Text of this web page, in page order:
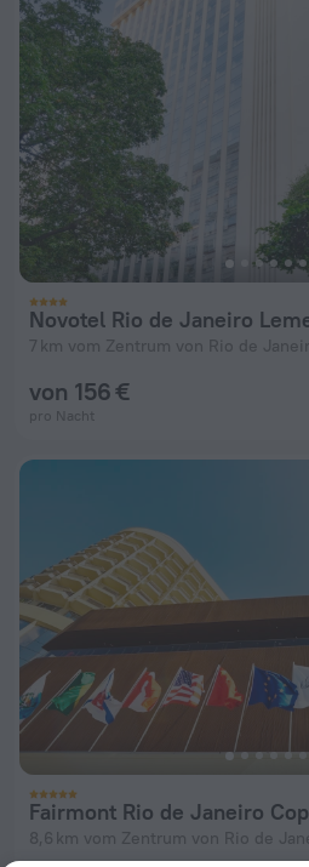
Novotel Rio de Janeiro
7 km vom Zentrum von Rio de
von 156 €
pro Nacht
Fairmont Rio de Janeiro
8,6 km vom Zentrum von Rio de